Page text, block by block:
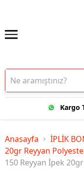
Kargo
Anasayfa
İPLİK
20gr Reyyan
150 Reyyan İpek